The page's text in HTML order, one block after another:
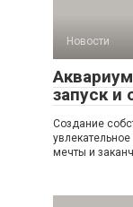
Новости
запуск и
Создание
мечты и